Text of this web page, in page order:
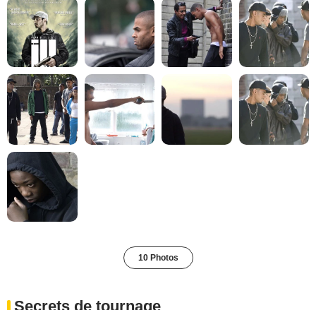
10 Photos
Secrets de tournage